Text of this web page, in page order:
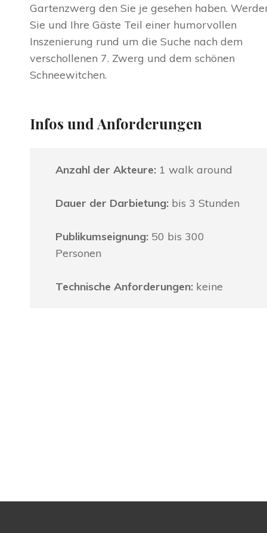
Gartenzwerg den Sie je gesehen haben.
Sie und Ihre Gäste Teil einer humorvollen
Inszenierung rund um die Suche nach dem
verschollenen 7. Zwerg und dem schönen
Schneewitchen.
Infos und Anforderungen
Anzahl der Akteure: 1 walk around
Dauer der Darbietung: bis 3 Stunden
Publikumseignung:50 bis 300
Personen
Technische Anforderungen:keine